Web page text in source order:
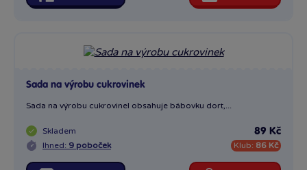
Sada na výrobu cukrovinek
Sada na výrobu cukrovinel obsahuje bábovku dort,...
Skladem
Ihned: 9 poboček
89 Kč
Klub: 86 Kč